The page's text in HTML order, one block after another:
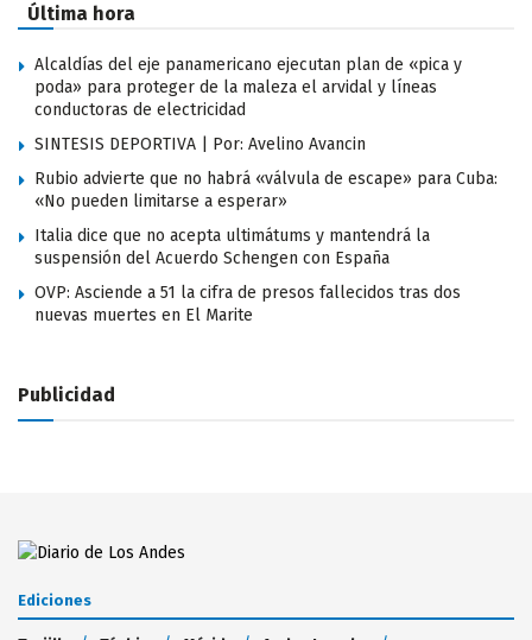
Última hora
Alcaldías del eje panamericano ejecutan plan de «pica y
poda» para proteger de la maleza el arvidal y líneas
conductoras de electricidad
SINTESIS DEPORTIVA | Por: Avelino Avancin
Rubio advierte que no habrá «válvula de escape» para Cuba:
«No pueden limitarse a esperar»
Italia dice que no acepta ultimátums y mantendrá la
suspensión del Acuerdo Schengen con España
OVP: Asciende a 51 la cifra de presos fallecidos tras dos
nuevas muertes en El Marite
Publicidad
Ediciones